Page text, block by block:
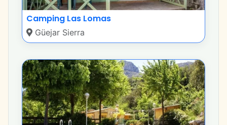
Camping Las Lomas
Güejar Sierra